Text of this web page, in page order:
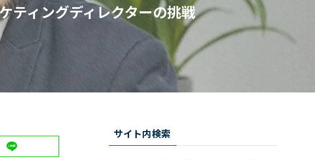
ティングディレクターの挑戦
サイト内検索